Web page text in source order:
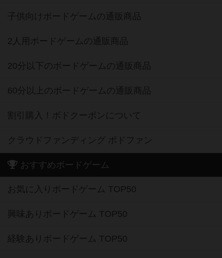
子供向けボードゲームの通販商品
2人用ボードゲームの通販商品
20分以下のボードゲームの通販商品
60分以上のボードゲームの通販商品
割引購入！ボドクーポンについて
クラウドファンディング ボドファン
おすすめボードゲーム
お気に入りボードゲーム TOP50
興味ありボードゲーム TOP50
経験ありボードゲーム TOP50